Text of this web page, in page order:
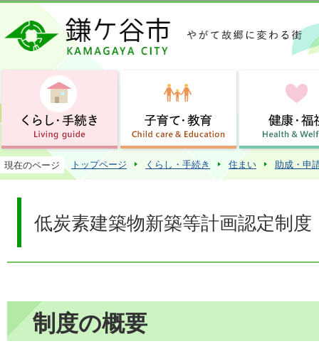
この
現在のページ トップページ くらし・手続き 住まい 助成・申
低炭素建築物新築等計画認定制度
制度の概要